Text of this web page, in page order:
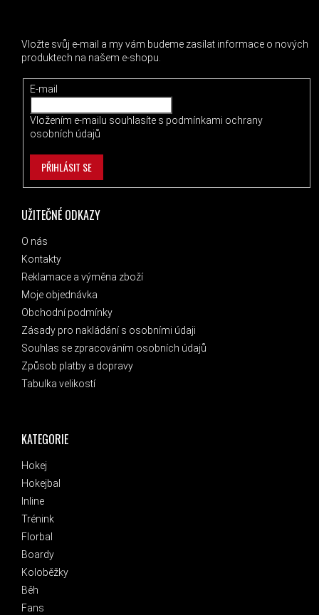
KATEGORIE
Hokej
Hokejbal
Inline
Trénink
Florbal
Boardy
Koloběžky
Běh
Fans
UŽITEČNÉ ODKAZY
O nás
Kontakty
Reklamace a výměna zboží
Moje objednávka
Obchodní podmínky
Zásady pro nakládání s osobními údaji
Souhlas se zpracováním osobních údajů
Způsob platby a dopravy
Tabulka velikostí
Vložte svůj e-mail a my vám budeme zasílat informace o nových
produktech na našem e-shopu.
E-mail
Vložením e-mailu souhlasíte s podmínkami ochrany
osobních údajů
PŘIHLÁSIT SE